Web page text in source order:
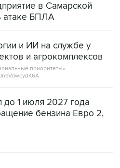
в Самарской
атаке БПЛА
и ИИ на службе у
и агрокомплексов
приоритеты».
1 июля 2027 года
бензина Евро 2,